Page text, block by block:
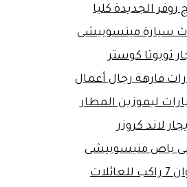
روفر الجديدة كليا
سيارة ميتسوبيشى
تويوتا كوستر
فارهة رجال أعمال
ليموزين المطار
لاند كروزر
باص متيسوبيشى